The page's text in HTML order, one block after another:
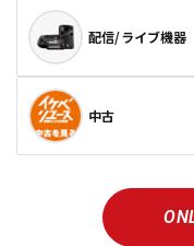
配信/ライブ機器
中古